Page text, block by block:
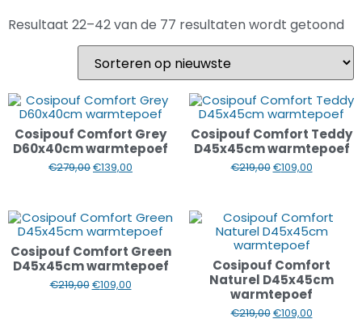
Resultaat 22–42 van de 77 resultaten wordt getoond
Cosipouf Comfort Grey
D60x40cm warmtepoef
€279,00€139,00
Cosipouf Comfort Teddy
D45x45cm warmtepoef
€219,00 €109,00
Cosipouf Comfort Green
D45x45cm warmtepoef
€219,00 €109,00
Cosipouf Comfort
Naturel D45x45cm
warmtepoef
€219,00 €109,00